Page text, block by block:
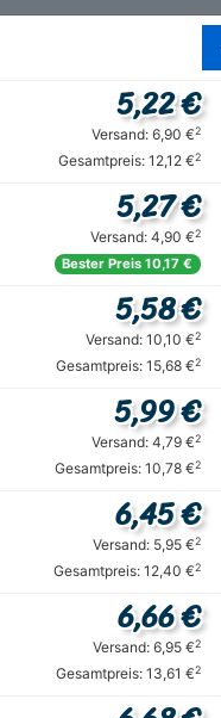
5,22 €
Versand: 6,90 €2
Gesamtpreis: 12,12 €2
5,27 €
Versand: 4,90 €2
Bester Preis 10,17 €
5,58 €
Versand: 10,10 €2
Gesamtpreis: 15,68 €2
5,99 €
Versand: 4,79 €2
Gesamtpreis: 10,78 €2
6,45 €
Versand: 5,95 €2
Gesamtpreis: 12,40 €2
6,66 €
Versand: 6,95 €2
Gesamtpreis: 13,61 €2